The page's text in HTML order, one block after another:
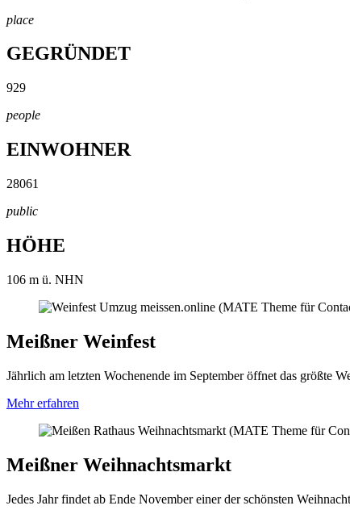
place
GEGRÜNDET
929
people
EINWOHNER
28061
public
HÖHE
106 m ü. NHN
Meißner Weinfest
Jährlich am letzten Wochenende im September öffnet das größte
Mehr erfahren
Meißner Weihnachtsmarkt
Jedes Jahr findet ab Ende November einer der schönsten